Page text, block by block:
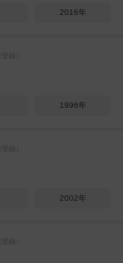
2016年
1996年
2002年